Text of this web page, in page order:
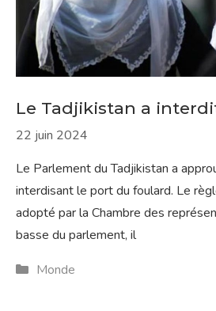
Le Tadjikistan a
22 juin 2024
Le Parlement du Tadjikistan a
interdisant le port du foulard. Le
adopté par la Chambre des
basse du parlement, il
Catégories
Monde